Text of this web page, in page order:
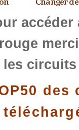
circuits